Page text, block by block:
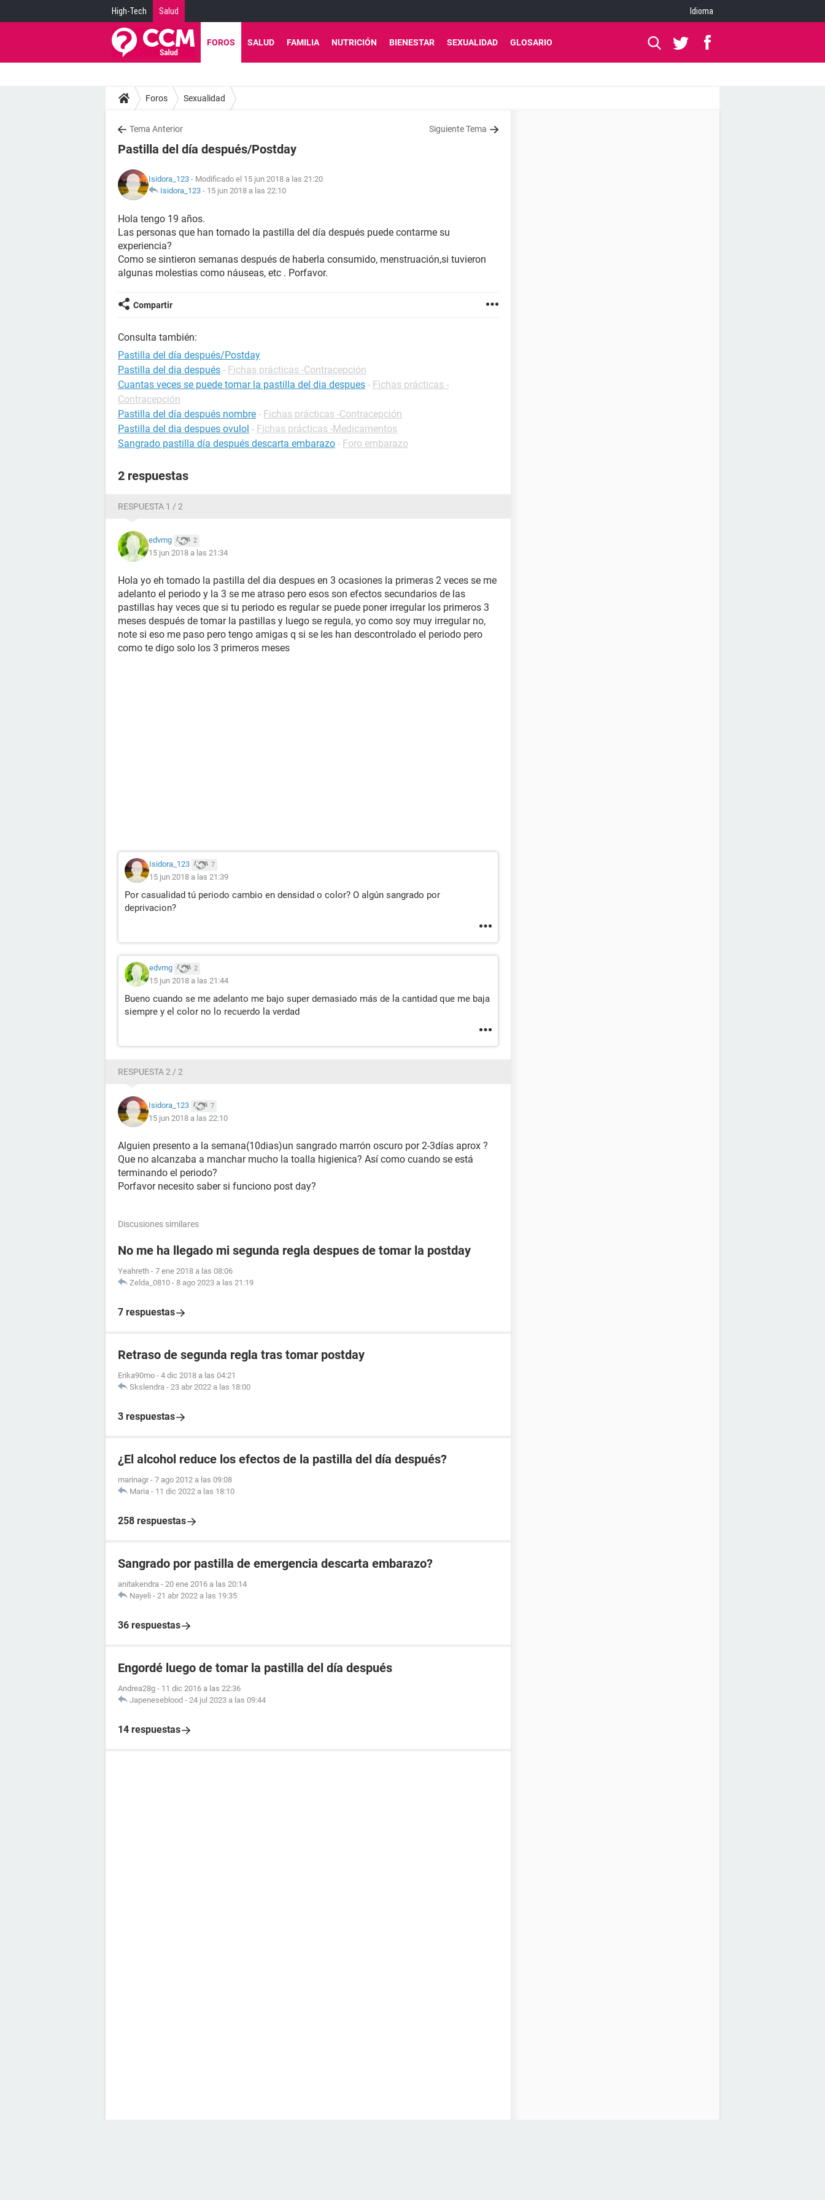
High-Tech Salud Idioma
FOROS SALUD FAMILIA NUTRICIÓN BIENESTAR SEXUALIDAD GLOSARIO
Foros Sexualidad
Tema Anterior Siguiente Tema
Pastilla del día después/Postday
Isidora_123 - Modificado el 15 jun 2018 a las 21:20
Isidora_123 - 15 jun 2018 a las 22:10
Hola tengo 19 años.
Las personas que han tomado la pastilla del día después puede contarme su
experiencia?
Como se sintieron semanas después de haberla consumido, menstruación,si tuvieron
algunas molestias como náuseas, etc . Porfavor.
Compartir
Consulta también:
Pastilla del día después/Postday
Pastilla del dia después - Fichas prácticas -Contracepción
Cuantas veces se puede tomar la pastilla del dia despues - Fichas prácticas -
Contracepción
Pastilla del día después nombre - Fichas prácticas -Contracepción
Pastilla del dia despues ovulol - Fichas prácticas -Medicamentos
Sangrado pastilla día después descarta embarazo - Foro embarazo
2 respuestas
RESPUESTA 1 / 2
edvmg 2
15 jun 2018 a las 21:34
Hola yo eh tomado la pastilla del dia despues en 3 ocasiones la primeras 2 veces se me
adelanto el periodo y la 3 se me atraso pero esos son efectos secundarios de las
pastillas hay veces que si tu periodo es regular se puede poner irregular los primeros 3
meses después de tomar la pastillas y luego se regula, yo como soy muy irregular no,
note si eso me paso pero tengo amigas q si se les han descontrolado el periodo pero
como te digo solo los 3 primeros meses
Isidora_123 7
15 jun 2018 a las 21:39
Por casualidad tú periodo cambio en densidad o color? O algún sangrado por
deprivacion?
edvmg 2
15 jun 2018 a las 21:44
Bueno cuando se me adelanto me bajo super demasiado más de la cantidad que me baja
siempre y el color no lo recuerdo la verdad
RESPUESTA 2 / 2
Isidora_123 7
15 jun 2018 a las 22:10
Alguien presento a la semana(10dias)un sangrado marrón oscuro por 2-3días aprox ?
Que no alcanzaba a manchar mucho la toalla higienica? Así como cuando se está
terminando el periodo?
Porfavor necesito saber si funciono post day?
Discusiones similares
No me ha llegado mi segunda regla despues de tomar la postday
Yeahreth - 7 ene 2018 a las 08:06
Zelda_0810 - 8 ago 2023 a las 21:19
7 respuestas
Retraso de segunda regla tras tomar postday
Erika90mo - 4 dic 2018 a las 04:21
Skslendra - 23 abr 2022 a las 18:00
3 respuestas
¿El alcohol reduce los efectos de la pastilla del día después?
marinagr - 7 ago 2012 a las 09:08
Maria - 11 dic 2022 a las 18:10
258 respuestas
Sangrado por pastilla de emergencia descarta embarazo?
anitakendra - 20 ene 2016 a las 20:14
Nayeli - 21 abr 2022 a las 19:35
36 respuestas
Engordé luego de tomar la pastilla del día después
Andrea28g - 11 dic 2016 a las 22:36
Japeneseblood - 24 jul 2023 a las 09:44
14 respuestas